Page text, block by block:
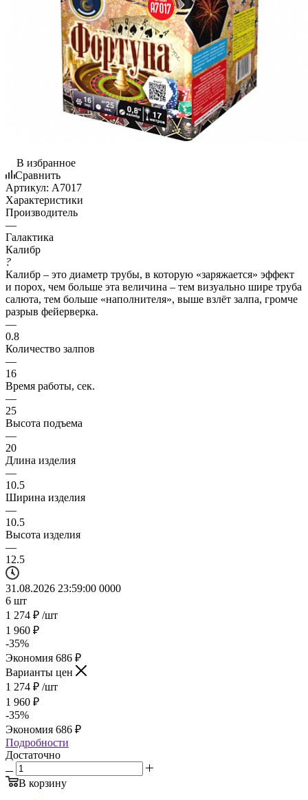
В избранное
Сравнить
Артикул: A7017
Характеристики
Производитель
—
Галактика
Калибр
?
Калибр – это диаметр трубы, в которую «заряжается» эффект
и порох, чем больше эта величина – тем визуально шире труба
салюта, тем больше «наполнителя», выше взлёт залпа, громче
разрыв фейерверка.
—
0.8
Количество залпов
—
16
Время работы, сек.
—
25
Высота подъема
—
20
Длина изделия
—
10.5
Ширина изделия
—
10.5
Высота изделия
—
12.5
31.08.2026 23:59:00 0000
6 шт
1 274 ₽ /шт
1 960 ₽
-35%
Экономия 686 ₽
Варианты цен
1 274 ₽ /шт
1 960 ₽
-35%
Экономия 686 ₽
Подробности
Достаточно
В корзину